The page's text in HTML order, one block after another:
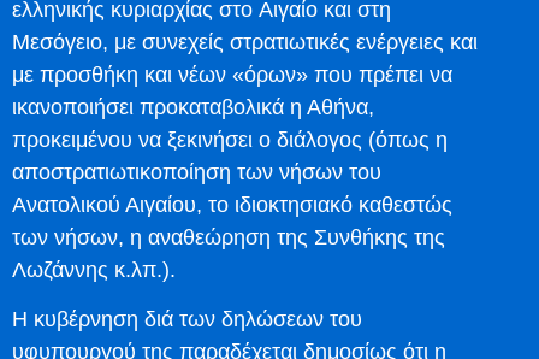
ελληνικής κυριαρχίας στο Αιγαίο και στη
Μεσόγειο, με συνεχείς στρατιωτικές ενέργειες και
με προσθήκη και νέων «όρων» που πρέπει να
ικανοποιήσει προκαταβολικά η Αθήνα,
προκειμένου να ξεκινήσει ο διάλογος (όπως η
αποστρατιωτικοποίηση των νήσων του
Ανατολικού Αιγαίου, το ιδιοκτησιακό καθεστώς
των νήσων, η αναθεώρηση της Συνθήκης της
Λωζάννης κ.λπ.).
Η κυβέρνηση διά των δηλώσεων του
υφυπουργού της παραδέχεται δημοσίως ότι η